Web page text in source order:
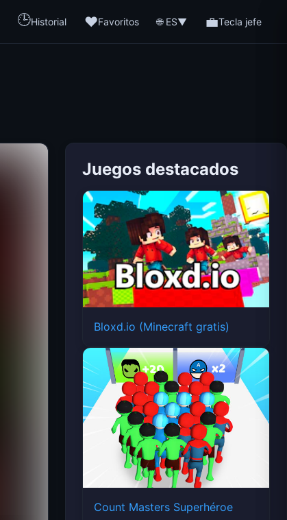
🕒Historial ❤️Favoritos 🌐 ES▼ 💼Tecla jefe
Juegos destacados
Bloxd.io (Minecraft gratis)
Count Masters Superhéroe